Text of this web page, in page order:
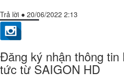
Trả lời ● 20/06/2022 2:13
Đăng ký nhận thông tin
tức từ SAIGON HD